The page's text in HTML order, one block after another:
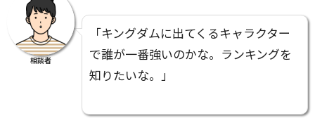
相談者
「キングダムに出てくるキャラクター
で誰が一番強いのかな。ランキングを
知りたいな。」